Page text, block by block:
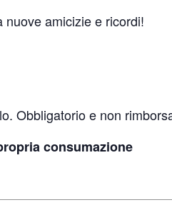
nuove amicizie e ricordi!
Obbligatorio e non
consumazione